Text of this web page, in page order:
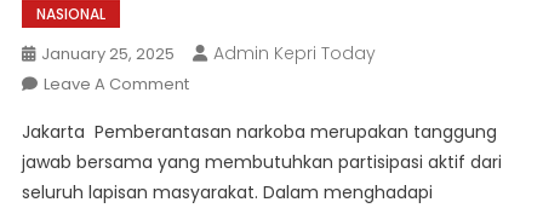
NASIONAL
January 25, 2025 Admin Kepri Today
Leave A CommentOn
Pihak
Berperan
Dalam
Jakarta  Pemberantasan narkoba merupakan tanggung
jawab bersama yang membutuhkan partisipasi aktif dari
seluruh lapisan masyarakat. Dalam menghadapi